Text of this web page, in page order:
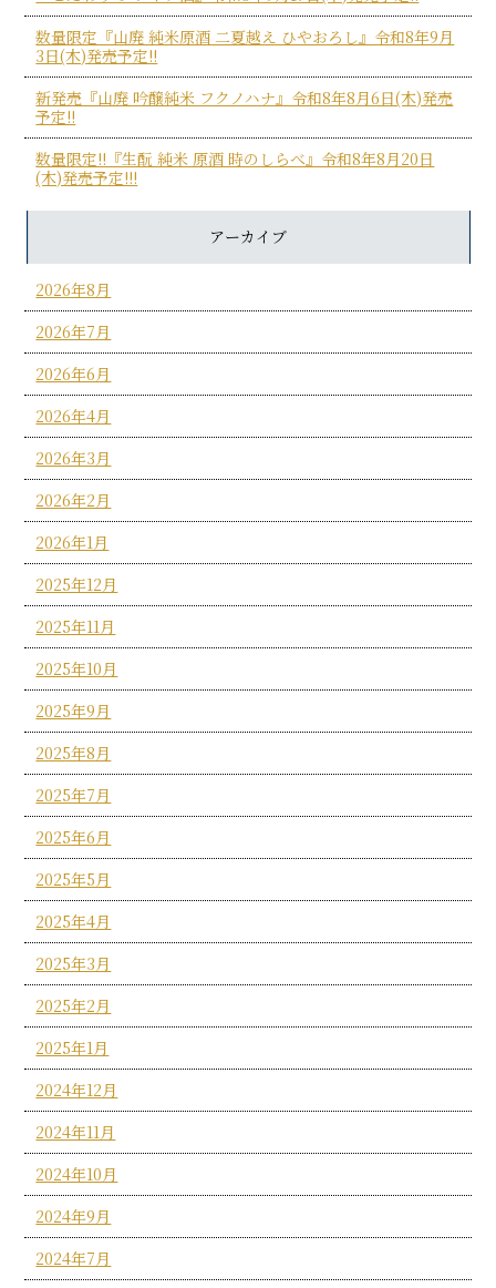
数量限定『山廃 純米原酒 二夏越え ひやおろし』令和8年9月
3日(木)発売予定!!
新発売『山廃 吟醸純米 フクノハナ』令和8年8月6日(木)発売
予定!!
数量限定!!『生酛 純米 原酒 時のしらべ』令和8年8月20日
(木)発売予定!!!
アーカイブ
2026年8月
2026年7月
2026年6月
2026年4月
2026年3月
2026年2月
2026年1月
2025年12月
2025年11月
2025年10月
2025年9月
2025年8月
2025年7月
2025年6月
2025年5月
2025年4月
2025年3月
2025年2月
2025年1月
2024年12月
2024年11月
2024年10月
2024年9月
2024年7月